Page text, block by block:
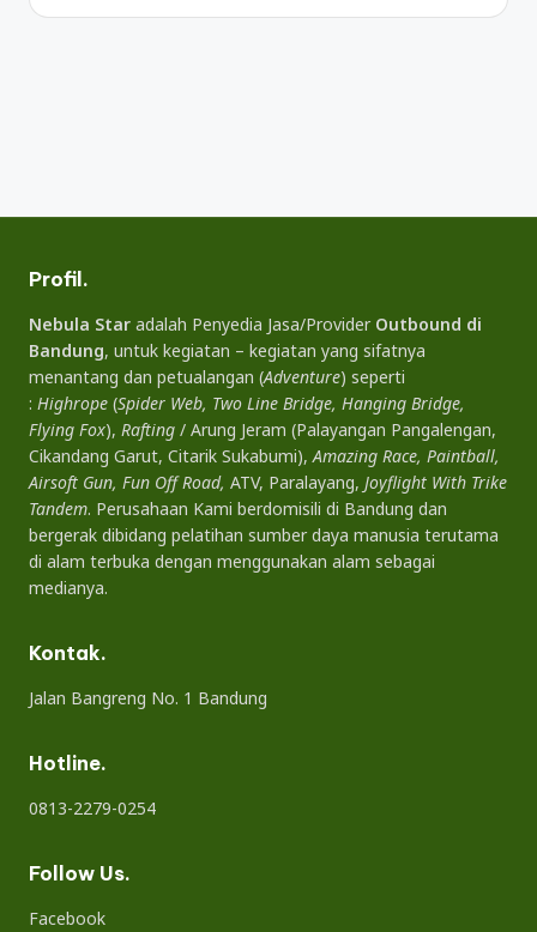
Profil.
Nebula Star adalah Penyedia Jasa/Provider Outbound di
Bandung, untuk kegiatan – kegiatan yang sifatnya
menantang dan petualangan (Adventure) seperti
: Highrope (Spider Web, Two Line Bridge, Hanging Bridge,
Flying Fox), Rafting / Arung Jeram (Palayangan Pangalengan,
Cikandang Garut, Citarik Sukabumi),Amazing Race, Paintball,
Airsoft Gun, Fun Off Road, ATV, Paralayang, Joyflight With Trike
Tandem. Perusahaan Kami berdomisili di Bandung dan
bergerak dibidang pelatihan sumber daya manusia terutama
di alam terbuka dengan menggunakan alam sebagai
medianya.
Kontak.
Jalan Bangreng No. 1 Bandung
Hotline.
0813-2279-0254
Follow Us.
Facebook